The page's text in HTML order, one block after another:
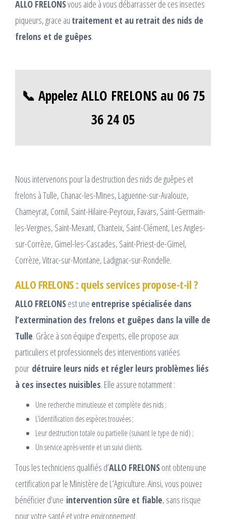
ALLO FRELONSvous aide à vous débarrasser de ces insectes
piqueurs, grace au traitement et au retrait des nids de
frelons et de guêpes.
📞 Appelez ALLO FRELONS au 06 75
36 24 05
Nous intervenons pour la destruction des nids de guêpes et
frelons à Tulle, Chanac-les-Mines, Laguenne-sur-Avalouze,
Chameyrat, Cornil, Saint-Hilaire-Peyroux, Favars, Saint-Germain-
les-Vergnes, Saint-Mexant, Chanteix, Saint-Clément, Les Angles-
sur-Corrèze, Gimel-les-Cascades, Saint-Priest-de-Gimel,
Corrèze, Vitrac-sur-Montane, Ladignac-sur-Rondelle.
ALLO FRELONS : quels services propose-t-il ?
ALLO FRELONSest une entreprise spécialisée dans
l’extermination des frelons et guêpes dans la ville de
Tulle. Grâce à son équipe d’experts, elle propose aux
particuliers et professionnels des interventions variées
pour détruire leurs nids et régler leurs problèmes liés
à ces insectes nuisibles. Elle assure notamment :
Une recherche minutieuse et complète des nids ;
L’identification des espèces trouvées ;
Leur destruction totale ou partielle (suivant le type de nid) ;
Un service après-vente et un suivi clients.
Tous les techniciens qualifiés d’ALLO FRELONSont obtenu une
certification par le Ministère de L’Agriculture. Ainsi, vous pouvez
bénéficier d’une intervention sûre et fiable, sans risque
pour votre santé et votre environnement.